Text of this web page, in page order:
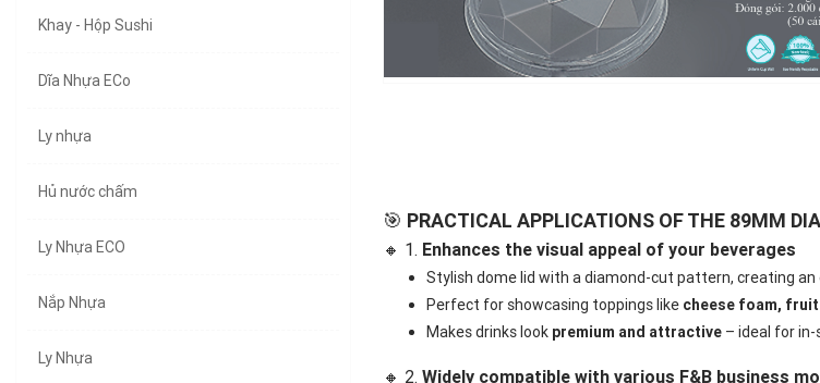
🎯 PRACTICAL APPLICATIONS OF THE 89MM
🔸 1. Enhances the visual appeal of your beverages
Stylish dome lid with a diamond-cut pattern, creating
Perfect for showcasing toppings like cheese foam,
Makes drinks look premium and attractive – ideal for
🔸 2. Widely compatible with various F&B business
Khay - Hộp Sushi
Dĩa Nhựa ECo
Ly nhựa
Hủ nước chấm
Ly Nhựa ECO
Nắp Nhựa
Ly Nhựa